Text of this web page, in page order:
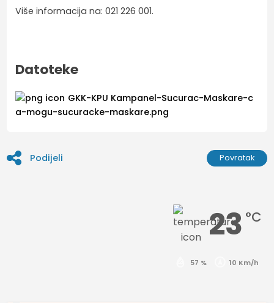
Više informacija na: 021 226 001.
Datoteke
GKK-KPU Kampanel-Sucurac-Maskare-c
a-mogu-sucuracke-maskare.png
Podijeli Povratak
23 °C
57 % 10 Km/h